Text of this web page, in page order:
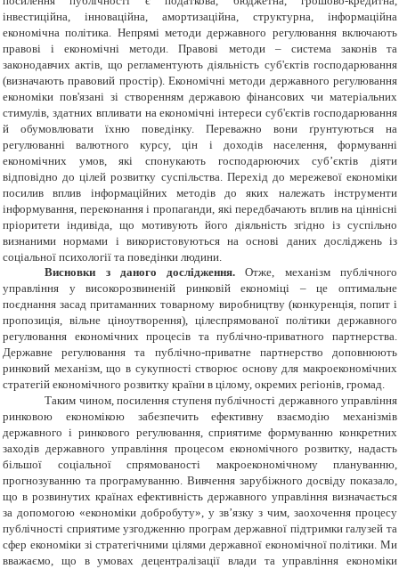
інвестиційна, інноваційна, амортизаційна, структурна, інформаційна
економічна політика. Непрямі методи державного регулювання включають
правові і економічні методи. Правові методи – система законів та
законодавчих актів, що регламентують діяльність суб'єктів господарювання
(визначають правовий простір). Економічні методи державного регулювання
економіки пов'язані зі створенням державою фінансових чи матеріальних
стимулів, здатних впливати на економічні інтереси суб'єктів господарювання
й обумовлювати їхню поведінку. Переважно вони ґрунтуються на
регулюванні валютного курсу, цін і доходів населення, формуванні
економічних умов, які спонукають господарюючих суб’єктів діяти
відповідно до цілей розвитку суспільства. Перехід до мережевої економіки
посилив вплив інформаційних методів до яких належать інструменти
інформування, переконання і пропаганди, які передбачають вплив на ціннісні
пріоритети індивіда, що мотивують його діяльність згідно із суспільно
визнаними нормами і використовуються на основі даних досліджень із
соціальної психології та поведінки людини.
Висновки з даного дослідження.Отже, механізм публічного
управління у високорозвиненій ринковій економіці – це оптимальне
поєднання засад притаманних товарному виробництву (конкуренція, попит і
пропозиція, вільне ціноутворення), цілеспрямованої політики державного
регулювання економічних процесів та публічно-приватного партнерства.
Державне регулювання та публічно-приватне партнерство доповнюють
ринковий механізм, що в сукупності створює основу для макроекономічних
стратегій економічного розвитку країни в цілому, окремих регіонів, громад.
Таким чином, посилення ступеня публічності державного управління
ринковою економікою забезпечить ефективну взаємодію механізмів
державного і ринкового регулювання, сприятиме формуванню конкретних
заходів державного управління процесом економічного розвитку, надасть
більшої соціальної спрямованості макроекономічному плануванню,
прогнозуванню та програмуванню. Вивчення зарубіжного досвіду показало,
що в розвинутих країнах ефективність державного управління визначається
за допомогою «економіки добробуту», у зв’язку з чим, заохочення процесу
публічності сприятиме узгодженню програм державної підтримки галузей та
сфер економіки зі стратегічними цілями державної економічної політики. Ми
вважаємо, що в умовах децентралізації влади та управління економіки